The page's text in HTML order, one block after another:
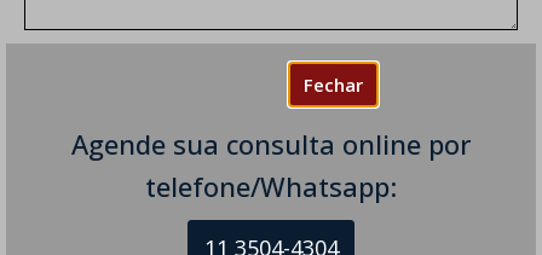
Fechar
Agende sua consulta online por
telefone/Whatsapp:
11 3504-4304
*